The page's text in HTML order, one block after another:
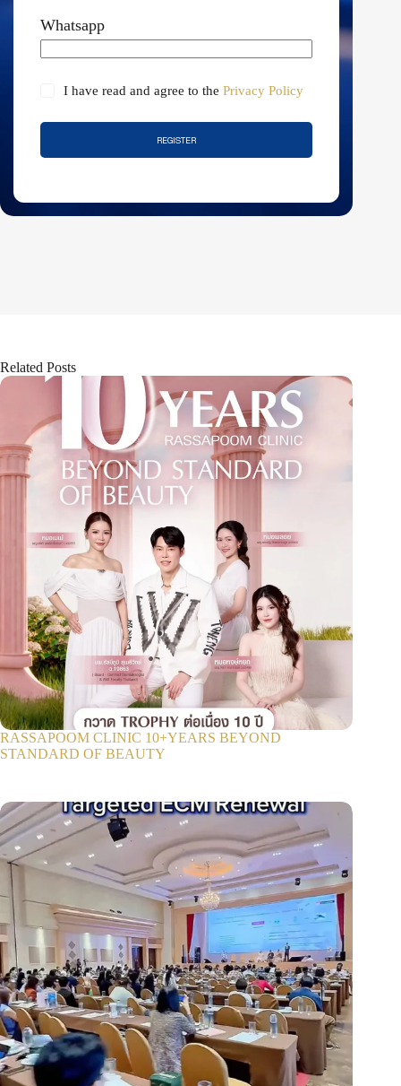
Whatsapp
I have read and agree to the Privacy Policy
REGISTER
Related Posts
RASSAPOOM CLINIC 10+YEARS BEYOND
STANDARD OF BEAUTY